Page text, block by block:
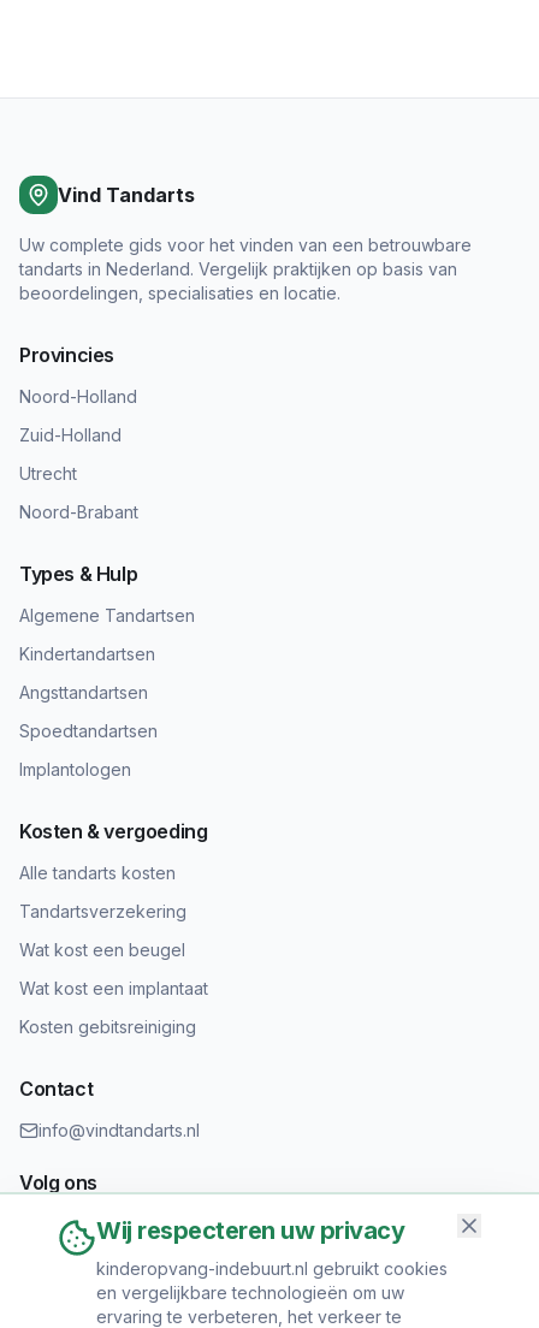
Vind Tandarts
Uw complete gids voor het vinden van een betrouwbare
tandarts in Nederland. Vergelijk praktijken op basis van
beoordelingen, specialisaties en locatie.
Provincies
Noord-Holland
Zuid-Holland
Utrecht
Noord-Brabant
Types & Hulp
Algemene Tandartsen
Kindertandartsen
Angsttandartsen
Spoedtandartsen
Implantologen
Kosten & vergoeding
Alle tandarts kosten
Tandartsverzekering
Wat kost een beugel
Wat kost een implantaat
Kosten gebitsreiniging
Contact
info@vindtandarts.nl
Volg ons
Informatie toevoegen?
Wij respecteren uw privacy
kinderopvang-indebuurt.nl gebruikt cookies
en vergelijkbare technologieën om uw
ervaring te verbeteren, het verkeer te